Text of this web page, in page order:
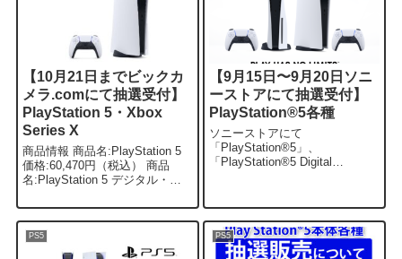
【10月21日までビックカ
メラ.comにて抽選受付】
PlayStation 5・Xbox
Series X
商品情報 商品名:PlayStation 5
価格:60,470円（税込） 商品
名:PlayStation 5 デジタル・エ
込） 商品名:PlayStation 5...
【9月15日〜9月20日ソニ
ーストアにて抽選受付】
PlayStation®5各種
ソニーストアにて
「PlayStation®5」、
「PlayStation®5 Digital
グゲーミングヘッドセット
INZONE H9 セット』、『...
PS5 PS5